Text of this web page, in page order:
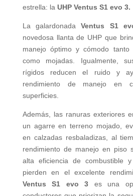
estrella: la UHP Ventus S1 evo 3.
La galardonadaVentus S1
novedosa llanta de UHP que
manejo óptimo y cómodo tanto
como mojadas. Igualmente,
rígidos reducen el ruido y
rendimiento de manejo en
superficies.
Además, las ranuras exteriores
un agarre en terreno mojado,
en calzadas resbaladizas, al
rendimiento de manejo en piso
alta eficiencia de combustible
pierden en el excelente
Ventus S1 evo 3 es una